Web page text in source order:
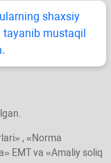
shaхsiy
tayanib mustaqil
, «Norma
EMT va «Amaliy soliq